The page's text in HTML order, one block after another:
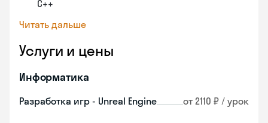
C++
Читать дальше
Услуги и цены
Информатика
Разработка игр - Unreal Engine от 2110 ₽ / урок